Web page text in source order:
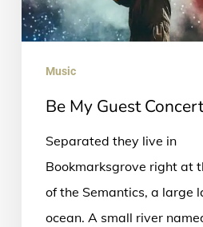
Music
Be My Guest Concert
Separated they live in
Bookmarksgrove right at
of the Semantics, a large
ocean. A small river